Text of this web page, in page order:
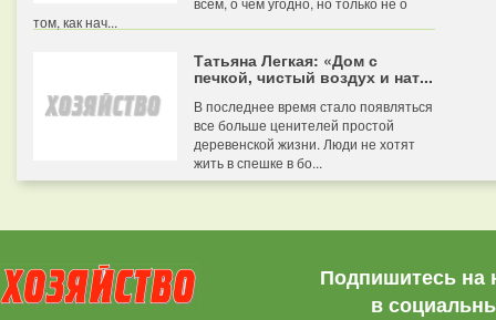
том, как нач...
Татьяна Легкая: «Дом с
печкой, чистый воздух и нат...
В последнее время стало появляться
все больше ценителей простой
деревенской жизни. Люди не хотят
жить в спешке в бо...
Подпишитесь на
в